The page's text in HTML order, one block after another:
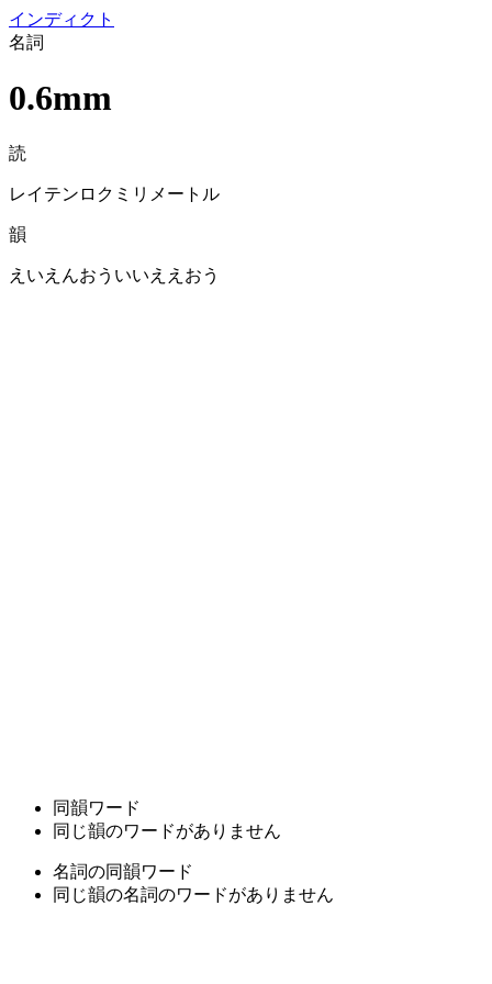
インディクト
名詞
0.6mm
読
レイテンロクミリメートル
韻
えいえんおういいええおう
同韻ワード
同じ韻のワードがありません
名詞の同韻ワード
同じ韻の名詞のワードがありません